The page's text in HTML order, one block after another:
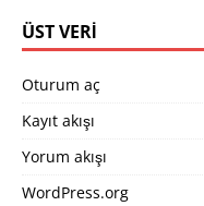
ÜST VERI
Oturum aç
Kayıt akışı
Yorum akışı
WordPress.org